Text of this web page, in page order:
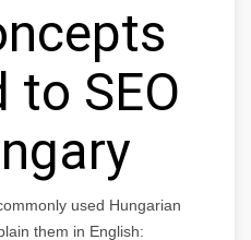
to SEO
used Hungarian
them in English: